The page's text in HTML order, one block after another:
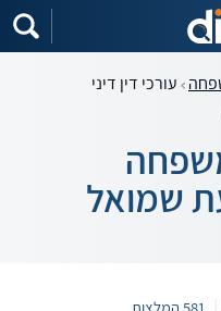
עורכי דין דיני
משפחה
שמואל
581 המלצות